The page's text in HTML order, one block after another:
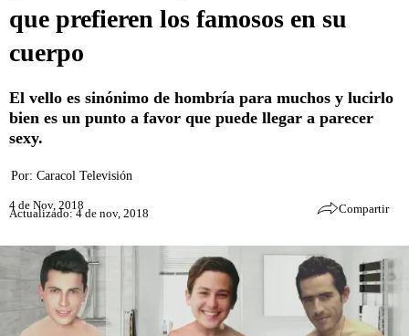
que prefieren los famosos en su
cuerpo
El vello es sinónimo de hombría para muchos y lucirlo
bien es un punto a favor que puede llegar a parecer
sexy.
Por: Caracol Televisión
4 de Nov, 2018
Actualizado: 4 de nov, 2018 Compartir